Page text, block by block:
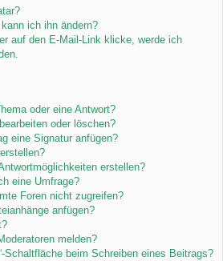
ich ihn ändern?
auf den E-Mail-Link klicke, werde ich
oder eine Antwort?
oder löschen?
eine Signatur anfügen?
erstellen?
eine Umfrage?
Foren nicht zugreifen?
anfügen?
melden?
Schaltfläche beim Schreiben eines Beitrags?